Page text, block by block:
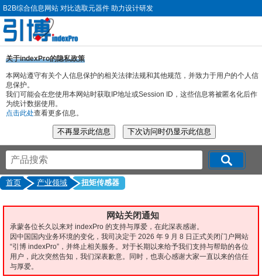
B2B综合信息网站 对比选取元器件 助力设计研发
关于indexPro的隐私政策
本网站遵守有关个人信息保护的相关法律法规和其他规范，并致力于用户的个人信
息保护。
我们可能会在您使用本网站时获取IP地址或Session ID，这些信息将被匿名化后作
为统计数据使用。
点击此处查看更多信息。
首页 产业领域 扭矩传感器
网站关闭通知
承蒙各位长久以来对 indexPro 的支持与厚爱，在此深表感谢。
因中国国内业务环境的变化，我司决定于 2026 年 9 月 8 日正式关闭门户网站
“引博 indexPro”，并终止相关服务。对于长期以来给予我们支持与帮助的各位
用户，此次突然告知，我们深表歉意。同时，也衷心感谢大家一直以来的信任
与厚爱。